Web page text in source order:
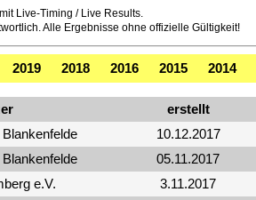
Live-Timing / Live Results.
Alle Ergebnisse ohne offizielle Gültigkeit!
2019 2018 2016 2015 2014
erstellt
10.12.2017
05.11.2017
e.V. 3.11.2017